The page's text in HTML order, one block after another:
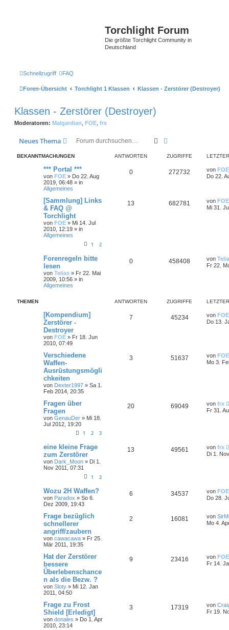
Torchlight Forum
Die größte Torchlight Community in
Deutschland
Schnellzugriff FAQ
Foren-Übersicht Torchlight 1 Klassen Klassen - Zerstörer (Destroyer)
Klassen - Zerstörer (Destroyer)
Moderatoren: Malgardian FOE frx
Neues Thema Suche
BEKANNTMACHUNGEN ANTWORTEN ZUGRIFFE
*** Portal ***
von FOE » Do 22. Aug
2019, 06:48 » in
Allgemeines
0 272732 von FOE
Do 22.
[Sammlung] Links
& FAQ @
Torchlight
von FOE » Mi 14. Jul
2010, 12:19 » in
Allgemeines
1 2
13 682781 von FOE
Mi 31.
Forenregeln bitte
lesen
von Telias » Fr 22. Mai
2009, 10:56 » in
Allgemeines
0 458408 von
Fr 22.
THEMEN ANTWORTEN ZUGRIFFE
[Kompendium]
Zerstörer -
Destroyer
von FOE » Fr 18. Jun
2010, 07:49
7 45234 von FOE
Do 13.
Verschiedene
Waffen-
Ausrüstungsmögli
chkeiten
von Dexter1997 » Sa 1.
Feb 2014, 20:35
3 51637 von FOE
Mo 3.
Fragen über
Fragen
von GenauDer » Mi 18.
Jul 2012, 19:20
1 2 3
20 69049 von frx
Fr 31.
eine kleine Frage
zum Zerstörer
von Dark_Moon » Di 1.
Nov 2011, 07:31
1 2
13 49561 von frx
Di 1.
Wozu 2H Waffen?
von Paradox » So 6.
Dez 2009, 19:43
6 34537 von FOE
Do 28.
Frage bezüglich
schnellerer
angriff/zaubern
von cawacawa » Fr 25.
Mär 2011, 19:35
2 16081 von
Mo 4.
Hat der Zerstörer
bessere
Überlebenschance
n als die Bezw. ?
von Sloty » Mi 12. Jan
2011, 04:50
9 23416 von FOE
Fr 14.
Frage zu Frost
Shield [Erledigt]
von donales » Do 1. Apr
2010, 23:14
3 17319 von
Fr 19.